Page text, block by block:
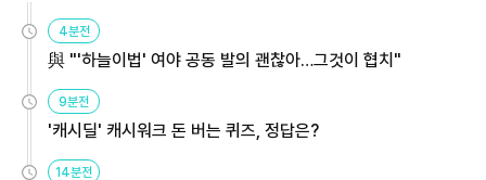
4분전
與 "'하늘이법' 여야 공동 발의 괜찮아…그것이 협치"
9분전
'캐시딜' 캐시워크 돈 버는 퀴즈, 정답은?
14분전